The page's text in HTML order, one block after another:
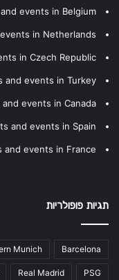
events in Belgium
in Netherlands
in Czech Republic
and events in Turkey
events in Canada
and events in Spain
and events in France
תגיות פופולריות
Barcelona
Munich
PSG
Real Madrid